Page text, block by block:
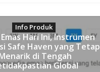
Info Produk
Hari Ini, Instrumen
Safe Haven yang Tetap
di Tengah
Global